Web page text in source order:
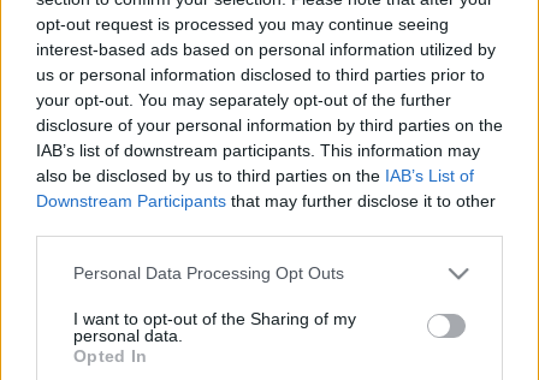
opt-out request is processed you may continue seeing
interest-based ads based on personal information utilized by
us or personal information disclosed to third parties prior to
your opt-out. You may separately opt-out of the further
disclosure of your personal information by third parties on the
IAB’s list of downstream participants. This information may
also be disclosed by us to third parties on the IAB’s List of
Downstream Participants that may further disclose it to other
Please note that this website/app uses one or more Google
not limited to your visit or usage behaviour. You may click to
grant or deny consent to Google and its third-party tags to
use your data for below specified purposes in below Google
Personal Data Processing Opt Outs
I want to opt-out of the Sharing of my
personal data.
Opted In